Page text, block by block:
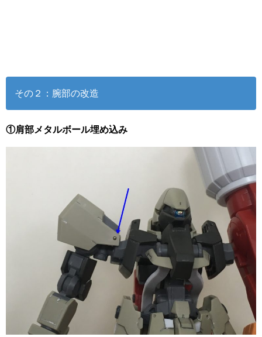
その２：腕部の改造
①肩部メタルボール埋め込み